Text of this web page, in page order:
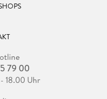
79 00
18.00 Uhr